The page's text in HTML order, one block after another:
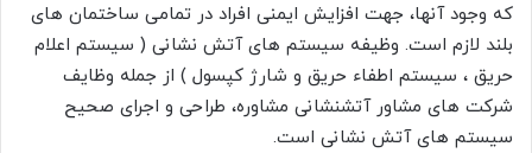
که وجود آنها، جهت افزایش ایمنی افراد در تمامی ساختمان های
بلند لازم است. وظیفه سیستم های آتش نشانی ( سیستم اعلام
حریق ، سیستم اطفاء حریق و شارژ کپسول ) از جمله وظایف
شرکت های مشاور آتشنشانی مشاوره، طراحی و اجرای صحیح
سیستم های آتش نشانی است.